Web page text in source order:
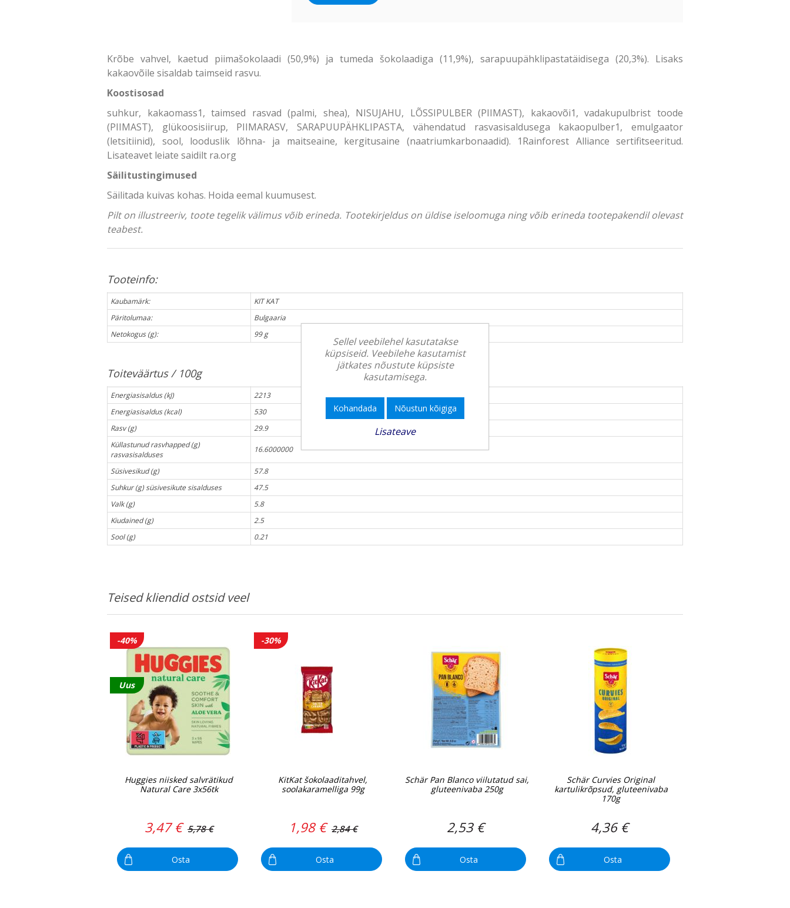
Krõbe vahvel, kaetud piimašokolaadi (50,9%) ja tumeda šokolaadiga (11,9%), sarapuupähklipastatäidisega (20,3%). Lisaks
kakaovõile sisaldab taimseid rasvu.
Koostisosad
suhkur, kakaomass1, taimsed rasvad (palmi, shea), NISUJAHU, LÕSSIPULBER (PIIMAST), kakaovõi1, vadakupulbrist toode
(PIIMAST), glükoosisiirup, PIIMARASV, SARAPUUPÄHKLIPASTA, vähendatud rasvasisaldusega kakaopulber1, emulgaator
(letsitiinid), sool, looduslik lõhna- ja maitseaine, kergitusaine (naatriumkarbonaadid). 1Rainforest Alliance sertifitseeritud.
Lisateavet leiate saidilt ra.org
Säilitustingimused
Säilitada kuivas kohas. Hoida eemal kuumusest.
Pilt on illustreeriv, toote tegelik välimus võib erineda. Tootekirjeldus on üldise iseloomuga ning võib erineda tootepakendil olevast
teabest.
Tooteinfo:
Kaubamärk:
KIT KAT
Päritolumaa:
Bulgaaria
Netokogus (g):
99 g
Toiteväärtus / 100g
Energiasisaldus (kJ)
2213
Energiasisaldus (kcal)
530
Rasv (g)
29.9
Küllastunud rasvhapped (g)
rasvasisalduses
16.6000000
Süsivesikud (g)
57.8
Suhkur (g) süsivesikute sisalduses
47.5
Valk (g)
5.8
Kiudained (g)
2.5
Sool (g)
0.21
Teised kliendid ostsid veel
Uus
-40%
Huggies niisked salvrätikud
Natural Care 3x56tk
3,47 € 5,78 €
Osta
-30%
KitKat šokolaaditahvel,
soolakaramelliga 99g
1,98 € 2,84 €
Osta
Schär Pan Blanco viilutatud sai,
gluteenivaba 250g
2,53 €
Osta
Schär Curvies Original
kartulikrõpsud, gluteenivaba
170g
4,36 €
Osta
Sellel veebilehel kasutatakse
küpsiseid. Veebilehe kasutamist
jätkates nõustute küpsiste
kasutamisega.
Kohandada Nõustun kõigiga
Lisateave